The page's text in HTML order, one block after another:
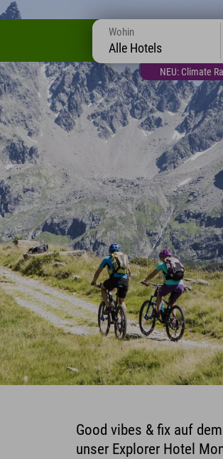
NEU: Climate
Wohin
Alle Hotels
Good vibes & fix auf
unser Explorer Hotel